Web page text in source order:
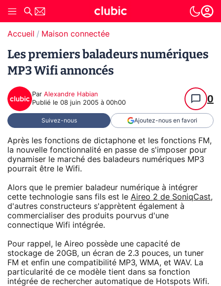
Accueil Maison connectée
Les premiers baladeurs numériques
MP3 Wifi annoncés
Par Alexandre Habian
Publié le 08 juin 2005 à 00h00 0
Suivez-nous Ajoutez-nous en favori
Après les fonctions de dictaphone et les fonctions FM,
la nouvelle fonctionnalité en passe de s'imposer pour
dynamiser le marché des baladeurs numériques MP3
pourrait être le Wifi.
Alors que le premier baladeur numérique à intégrer
cette technologie sans fils est le Aireo 2 de SoniqCast,
d'autres constructeurs s'apprètent également à
commercialiser des produits pourvus d'une
connectique Wifi intégrée.
Pour rappel, le Aireo possède une capacité de
stockage de 20GB, un écran de 2.3 pouces, un tuner
FM et enfin une compatibilité MP3, WMA, et WAV. La
particularité de ce modèle tient dans sa fonction
intégrée de rechercher automatique de Hotspots Wifi.